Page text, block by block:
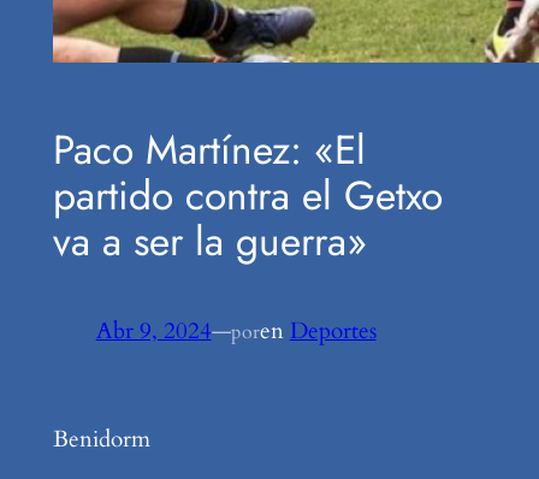
Paco Martínez: «El
partido contra el Getxo
va a ser la guerra»
Abr 9, 2024—porenDeportes
Benidorm